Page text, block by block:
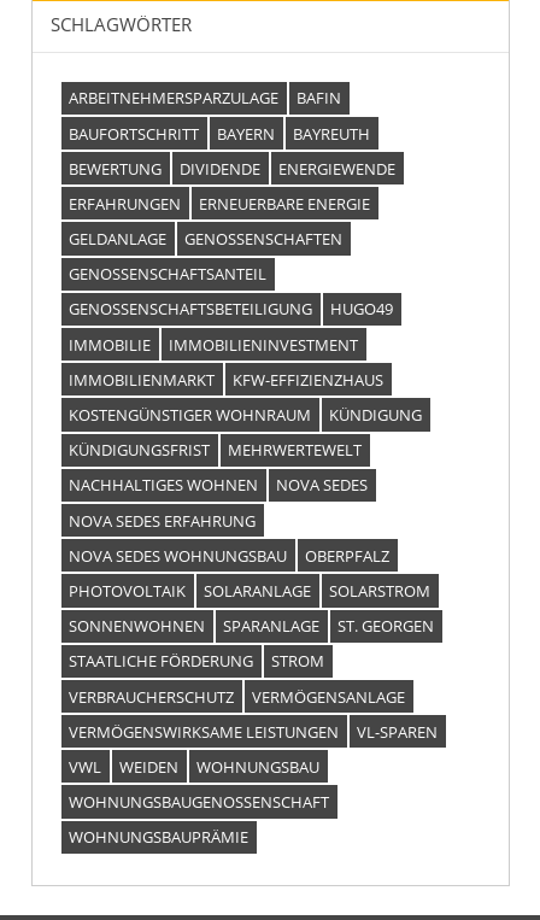
SCHLAGWÖRTER
ARBEITNEHMERSPARZULAGE
BAFIN
BAUFORTSCHRITT
BAYERN
BAYREUTH
BEWERTUNG
DIVIDENDE
ENERGIEWENDE
ERFAHRUNGEN
ERNEUERBARE ENERGIE
GELDANLAGE
GENOSSENSCHAFTEN
GENOSSENSCHAFTSANTEIL
GENOSSENSCHAFTSBETEILIGUNG
HUGO49
IMMOBILIE
IMMOBILIENINVESTMENT
IMMOBILIENMARKT
KFW-EFFIZIENZHAUS
KOSTENGÜNSTIGER WOHNRAUM
KÜNDIGUNG
KÜNDIGUNGSFRIST
MEHRWERTEWELT
NACHHALTIGES WOHNEN
NOVA SEDES
NOVA SEDES ERFAHRUNG
NOVA SEDES WOHNUNGSBAU
OBERPFALZ
PHOTOVOLTAIK
SOLARANLAGE
SOLARSTROM
SONNENWOHNEN
SPARANLAGE
ST. GEORGEN
STAATLICHE FÖRDERUNG
STROM
VERBRAUCHERSCHUTZ
VERMÖGENSANLAGE
VERMÖGENSWIRKSAME LEISTUNGEN
VL-SPAREN
VWL
WEIDEN
WOHNUNGSBAU
WOHNUNGSBAUGENOSSENSCHAFT
WOHNUNGSBAUPRÄMIE